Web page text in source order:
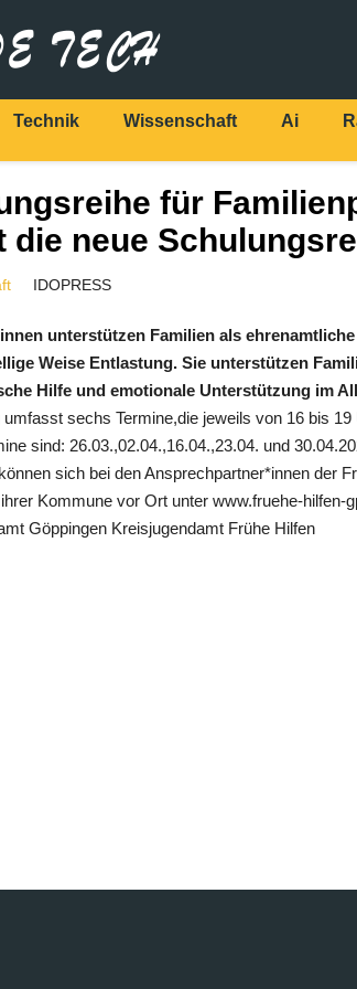
Technik Wissenschaft Ai
für
die neue
IDOPRESS
unterstützen Familien als
Weise Entlastung. Sie unterstützen
Hilfe und emotionale Unterstützung im
umfasst sechs Termine,die jeweils von 16 bis
sind: 26.03.,02.04.,16.04.,23.04. und
sich bei den Ansprechpartner*innen der
Kommune vor Ort unter www.fruehe-hilfen-
Göppingen Kreisjugendamt Frühe Hilfen